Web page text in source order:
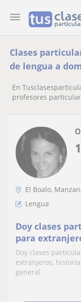
Clases
de lengua a
En
profesores
El Boalo,
Lengua
Doy clases
para
lengua.
Doy clases
extranjeros,
general.